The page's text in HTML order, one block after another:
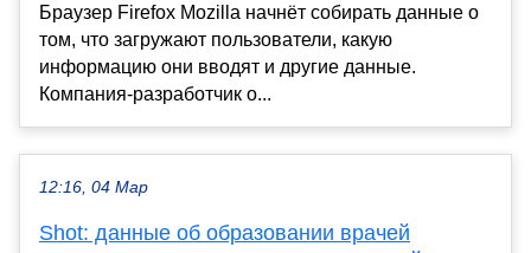
Браузер Firefox Mozilla начнёт собирать данные о
том, что загружают пользователи, какую
информацию они вводят и другие данные.
Компания-разработчик о...
12:16, 04 Мар
Shot: данные об образовании врачей